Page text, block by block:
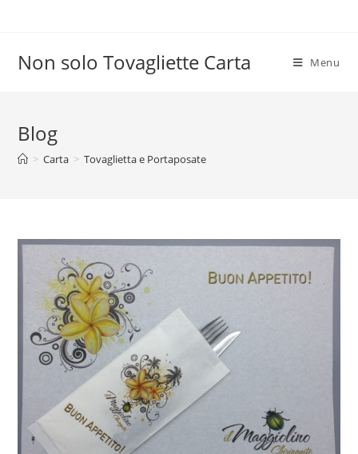
Non solo Tovagliette Carta Menu
Blog
> Carta > Tovaglietta e Portaposate